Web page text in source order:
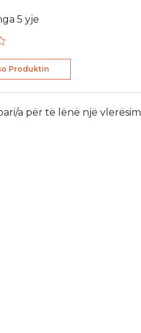
5 yje
Produktin
a për të lënë një vlerësim